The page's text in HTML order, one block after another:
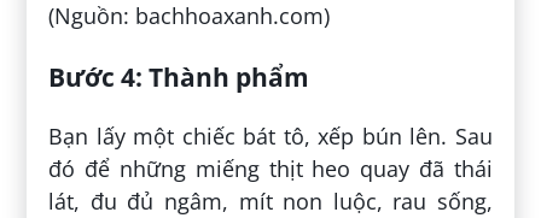
(Nguồn: bachhoaxanh.com)
Bước 4:Thành phẩm
Bạn lấy một chiếc bát tô, xếp bún lên. Sau
đó để những miếng thịt heo quay đã thái
lát, đu đủ ngâm, mít non luộc, rau sống,